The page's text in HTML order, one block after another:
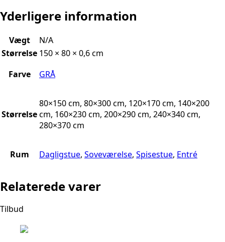
Yderligere information
Vægt
N/A
Størrelse 150 × 80 × 0,6 cm
Farve
GRÅ
Størrelse
80×150 cm, 80×300 cm, 120×170 cm, 140×200
cm, 160×230 cm, 200×290 cm, 240×340 cm,
280×370 cm
Rum Dagligstue, Soveværelse, Spisestue, Entré
Relaterede varer
Tilbud